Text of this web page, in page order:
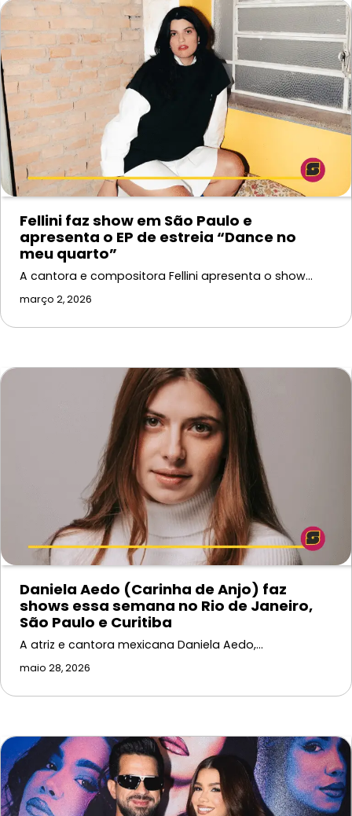
Fellini faz show em São Paulo e
apresenta o EP de estreia “Dance no
meu quarto”
A cantora e compositora Fellini apresenta o show…
março 2, 2026
Daniela Aedo (Carinha de Anjo) faz
shows essa semana no Rio de Janeiro,
São Paulo e Curitiba
A atriz e cantora mexicana Daniela Aedo,…
maio 28, 2026